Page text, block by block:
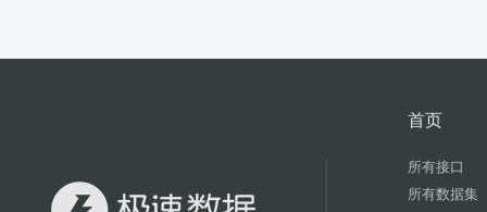
首页
所有接口
所有数据集